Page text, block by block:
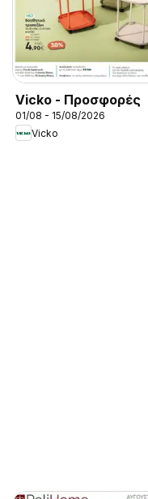
Vicko - Προσφορές
01/08 - 15/08/2026
Vicko